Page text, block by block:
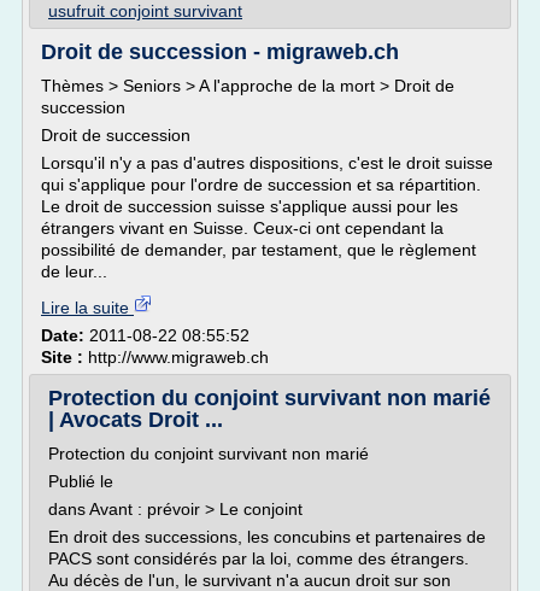
usufruit conjoint survivant
Droit de succession - migraweb.ch
Thèmes > Seniors > A l'approche de la mort > Droit de
succession
Droit de succession
Lorsqu'il n'y a pas d'autres dispositions, c'est le droit suisse
qui s'applique pour l'ordre de succession et sa répartition.
Le droit de succession suisse s'applique aussi pour les
étrangers vivant en Suisse. Ceux-ci ont cependant la
possibilité de demander, par testament, que le règlement
de leur...
Lire la suite
Date: 2011-08-22 08:55:52
Site : http://www.migraweb.ch
Protection du conjoint survivant non marié
| Avocats Droit ...
Protection du conjoint survivant non marié
Publié le
dans Avant : prévoir > Le conjoint
En droit des successions, les concubins et partenaires de
PACS sont considérés par la loi, comme des étrangers.
Au décès de l'un, le survivant n'a aucun droit sur son